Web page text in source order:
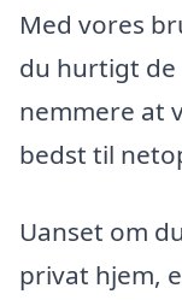
Med vores
du hurtigt
nemmere at
bedst til
Uanset om
privat hjem,